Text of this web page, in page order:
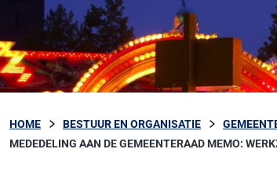
HOME BESTUUR EN ORGANISATIE
MEDEDELING AAN DE GEMEENTERAAD MEMO: